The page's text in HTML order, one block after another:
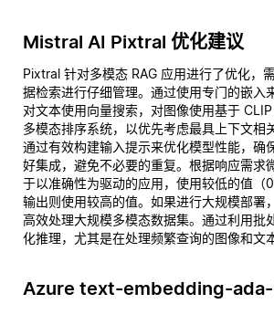
Mistral AI Pixtral 优化建议
Pixtral 针对多模态 RAG 应用进行了优化，
据检索进行仔细管理。通过使用专门的嵌
对文本使用向量搜索，对图像使用基于
多模态排序系统，以优先考虑最具上下文相
通过有效构建输入提示来优化模型性能，确
好集成，避免不必要的重复。根据响应需
于以准确性为驱动的应用，使用较低的值（
输出则使用较高的值。如果进行大规模部署
高效处理大规模多模态数据集。通过利用批
化推理，尤其是在处理频繁查询的图像和文
Azure text-embedding-ada-